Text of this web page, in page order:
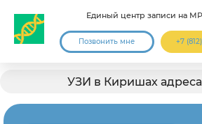
Единый центр записи на
Позвонить мне +7
УЗИ в Киришах